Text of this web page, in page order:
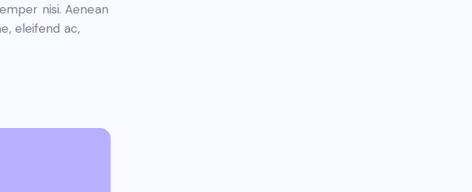
nisi. Aenean
eleifend ac,